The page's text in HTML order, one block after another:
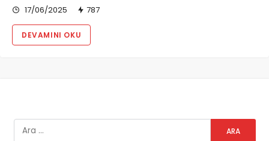
17/06/2025 787
DEVAMINI OKU